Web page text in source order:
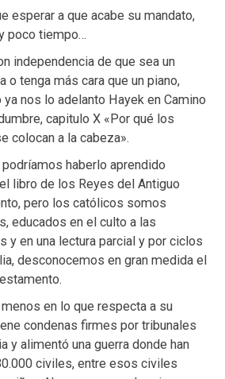
esperar a que acabe su mandato,
poco tiempo…
independencia de que sea un
o tenga más cara que un piano,
nos lo adelanto Hayek en Camino
capitulo X «Por qué los
colocan a la cabeza».
podríamos haberlo aprendido
libro de los Reyes del Antiguo
pero los católicos somos
educados en el culto a las
y en una lectura parcial y por ciclos
desconocemos en gran medida el
menos en lo que respecta a su
condenas firmes por tribunales
y alimentó una guerra donde han
civiles, entre esos civiles